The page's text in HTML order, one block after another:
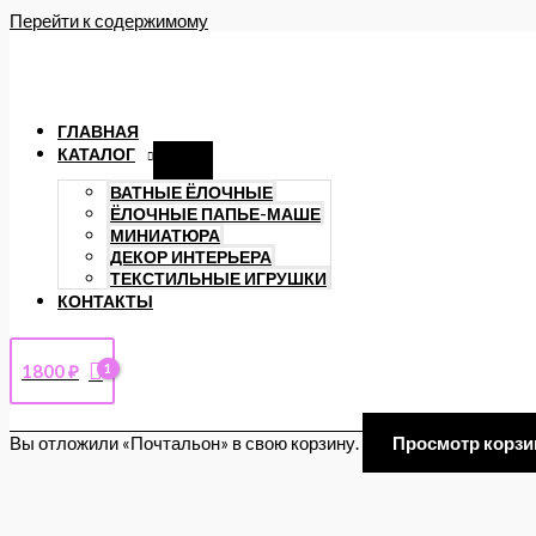
Перейти к содержимому
ГЛАВНАЯ
КАТАЛОГ
ВАТНЫЕ ЁЛОЧНЫЕ
ЁЛОЧНЫЕ ПАПЬЕ-МАШЕ
МИНИАТЮРА
ДЕКОР ИНТЕРЬЕРА
ТЕКСТИЛЬНЫЕ ИГРУШКИ
КОНТАКТЫ
1800₽
Вы отложили «Почтальон» в свою корзину. Просмотр